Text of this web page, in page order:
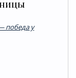
победа у